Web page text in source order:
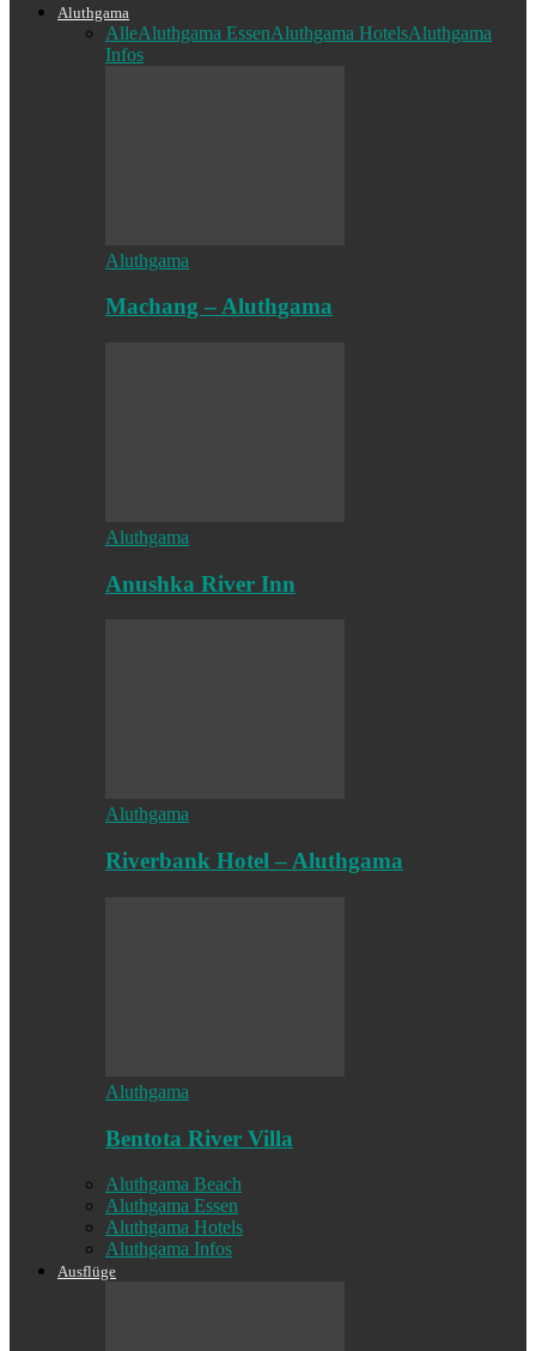
Aluthgama
AlleAluthgama EssenAluthgama HotelsAluthgama
Infos
Aluthgama
Machang – Aluthgama
Aluthgama
Anushka River Inn
Aluthgama
Riverbank Hotel – Aluthgama
Aluthgama
Bentota River Villa
Aluthgama Beach
Aluthgama Essen
Aluthgama Hotels
Aluthgama Infos
Ausflüge